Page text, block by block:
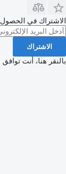
الاشتراك في
الاشتراك
بالنقر هنا، أنت